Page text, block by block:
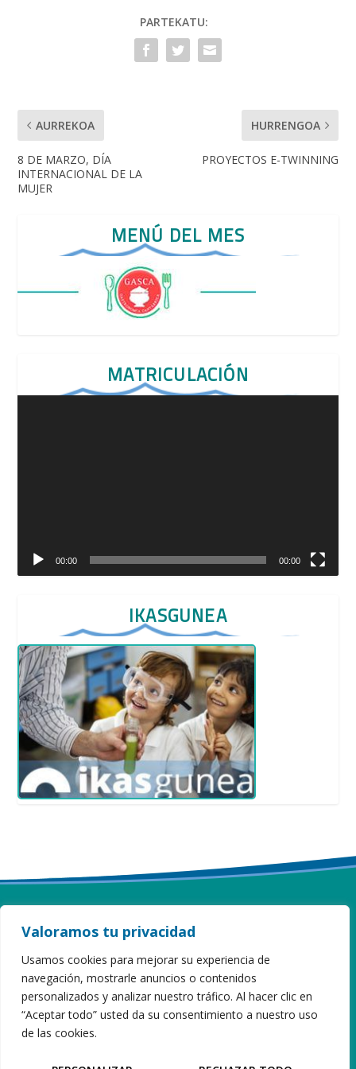
Valoramos tu privacidad
Usamos cookies para mejorar su experiencia de
navegación, mostrarle anuncios o contenidos
personalizados y analizar nuestro tráfico. Al hacer clic en
“Aceptar todo” usted da su consentimiento a nuestro uso
de las cookies.
p
p
PARTEKATU:
AURREKOA
8 DE MARZO, DÍA
INTERNACIONAL DE LA
MUJER
HURRENGOA
PROYECTOS E-TWINNING
MENÚ DEL MES
MATRICULACIÓN
00:00 00:00
IKASGUNEA
ITURZAETA HERRI ESKOLA
Sahatsaga, 16 · 20808 Getaria · Gipuzkoa
Tel 943 899 173
iturzaeta@hezkuntza.net